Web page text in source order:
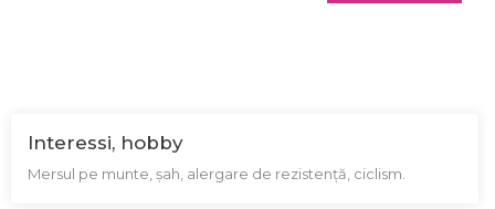
Interessi, hobby
Mersul pe munte, șah, alergare de rezistență, ciclism.